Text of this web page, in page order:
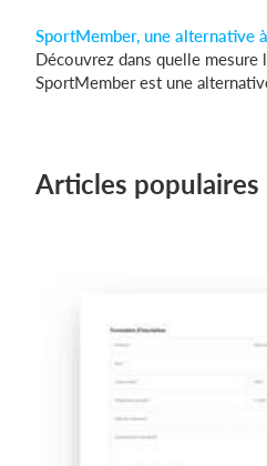
SportMember, une alternative
Découvrez dans quelle mesure
SportMember est une
Articles populaires